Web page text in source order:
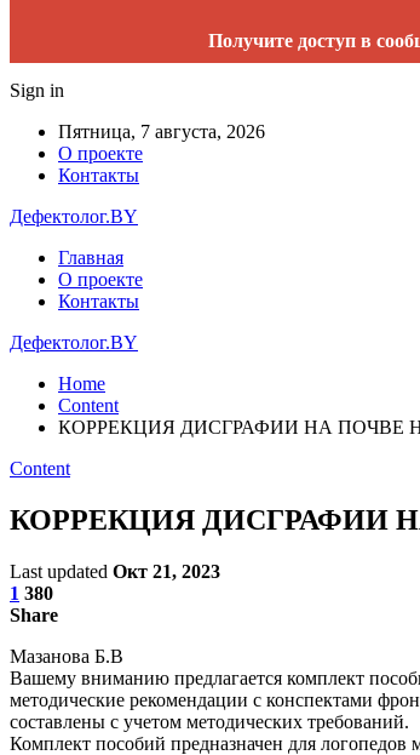
Получите доступ в
Sign in
Пятница, 7 августа, 2026
О проекте
Контакты
Дефектолог.BY
Главная
О проекте
Контакты
Дефектолог.BY
Home
Content
КОРРЕКЦИЯ ДИСГРАФИИ НА ПОЧВЕ
Content
КОРРЕКЦИЯ ДИСГРАФИИ
Last updated Окт 21, 2023
1 380
Share
Мазанова Б.В
Вашему вниманию предлагается комплект
методические рекомендации с конспектами
составлены с учетом методических требований.
Комплект пособий предназначен для логопедов